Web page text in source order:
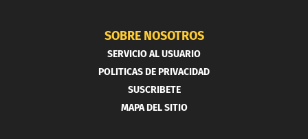
SOBRE NOSOTROS
SERVICIO AL USUARIO
POLITICAS DE PRIVACIDAD
SUSCRIBETE
MAPA DEL SITIO